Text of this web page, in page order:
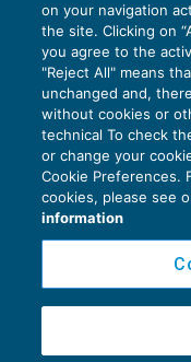
27 Luglio 2026
di Diego
Copyright 2016 ©
Piazza Luigi
on your navigation
the site. Clicking on
you agree to the
"Reject All" means
unchanged and,
without cookies or
technical To check
or change your
Cookie Preferences.
cookies, please see
information